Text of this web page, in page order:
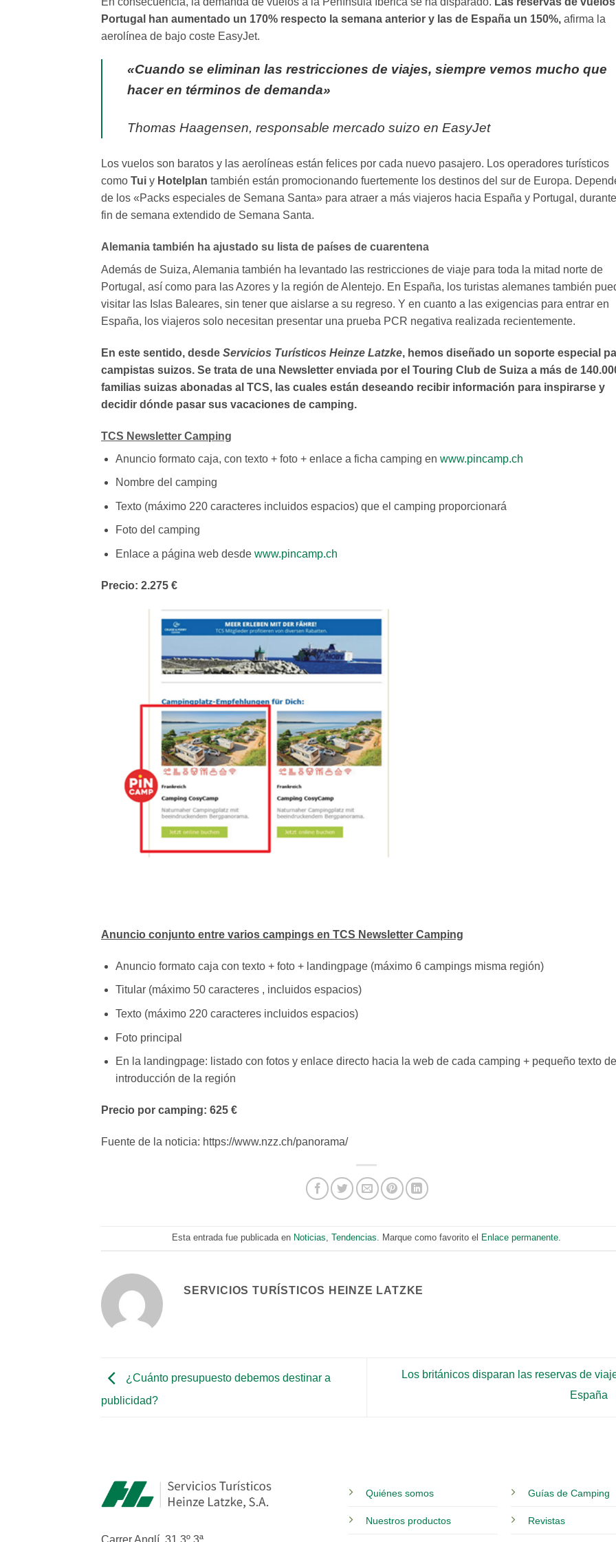
Portugal han aumentado un 170% respecto la semana anterior y las de España un 150%, afirma la
aerolínea de bajo coste EasyJet.
«Cuando se eliminan las restricciones de viajes, siempre vemos mucho que
hacer en términos de demanda»
Thomas Haagensen, responsable mercado suizo en EasyJet
Los vuelos son baratos y las aerolíneas están felices por cada nuevo pasajero. Los operadores turísticos
como Tui y Hotelplan también están promocionando fuertemente los destinos del sur de Europa.
de los «Packs especiales de Semana Santa» para atraer a más viajeros hacia España y Portugal,
fin de semana extendido de Semana Santa.
Alemania también ha ajustado su lista de países de cuarentena
Además de Suiza, Alemania también ha levantado las restricciones de viaje para toda la mitad norte de
Portugal, así como para las Azores y la región de Alentejo. En España, los turistas alemanes también
visitar las Islas Baleares, sin tener que aislarse a su regreso. Y en cuanto a las exigencias para entrar en
España, los viajeros solo necesitan presentar una prueba PCR negativa realizada recientemente.
En este sentido, desde Servicios Turísticos Heinze Latzke, hemos diseñado un soporte especial
campistas suizos. Se trata de una Newsletter enviada por el Touring Club de Suiza a más de
familias suizas abonadas al TCS, las cuales están deseando recibir información para inspirarse y
decidir dónde pasar sus vacaciones de camping.
TCS Newsletter Camping
Anuncio formato caja, con texto + foto + enlace a ficha camping en www.pincamp.ch
Nombre del camping
Texto (máximo 220 caracteres incluidos espacios) que el camping proporcionará
Foto del camping
Enlace a página web desde www.pincamp.ch
Precio: 2.275 €
Anuncio conjunto entre varios campings en TCS Newsletter Camping
Anuncio formato caja con texto + foto + landingpage (máximo 6 campings misma región)
Titular (máximo 50 caracteres , incluidos espacios)
Texto (máximo 220 caracteres incluidos espacios)
Foto principal
En la landingpage: listado con fotos y enlace directo hacia la web de cada camping + pequeño texto de
introducción de la región
Precio por camping: 625 €
Fuente de la noticia: https://www.nzz.ch/panorama/
Esta entrada fue publicada en Noticias,Tendencias. Marque como favorito el Enlace permanente.
SERVICIOS TURÍSTICOS HEINZE LATZKE
¿Cuánto presupuesto debemos destinar a
publicidad?
Los británicos disparan las reservas de
España
Carrer Anglí, 31 3º 3ª
Quiénes somos
Nuestros productos
Guías de Camping
Revistas